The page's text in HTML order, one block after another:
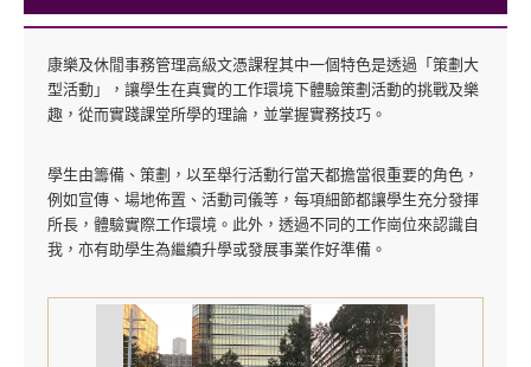
康樂及休閒事務管理高級文憑課程其中一個特色是透過「策劃大
型活動」，讓學生在真實的工作環境下體驗策劃活動的挑戰及樂
趣，從而實踐課堂所學的理論，並掌握實務技巧。
學生由籌備、策劃，以至舉行活動行當天都擔當很重要的角色，
例如宣傳、場地佈置、活動司儀等，每項細節都讓學生充分發揮
所長，體驗實際工作環境。此外，透過不同的工作崗位來認識自
我，亦有助學生為繼續升學或發展事業作好準備。